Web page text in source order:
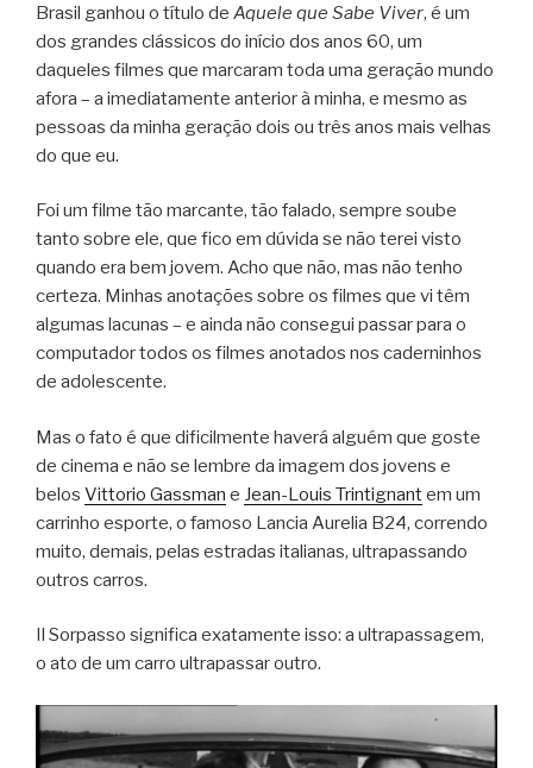
Brasil ganhou o título de Aquele que Sabe Viver, é um
dos grandes clássicos do início dos anos 60, um
daqueles filmes que marcaram toda uma geração mundo
afora – a imediatamente anterior à minha, e mesmo as
pessoas da minha geração dois ou três anos mais velhas
do que eu.
Foi um filme tão marcante, tão falado, sempre soube
tanto sobre ele, que fico em dúvida se não terei visto
quando era bem jovem. Acho que não, mas não tenho
certeza. Minhas anotações sobre os filmes que vi têm
algumas lacunas – e ainda não consegui passar para o
computador todos os filmes anotados nos caderninhos
de adolescente.
Mas o fato é que dificilmente haverá alguém que goste
de cinema e não se lembre da imagem dos jovens e
belos Vittorio Gassman e Jean-Louis Trintignantem um
carrinho esporte, o famoso Lancia Aurelia B24, correndo
muito, demais, pelas estradas italianas, ultrapassando
outros carros.
Il Sorpasso significa exatamente isso: a ultrapassagem,
o ato de um carro ultrapassar outro.